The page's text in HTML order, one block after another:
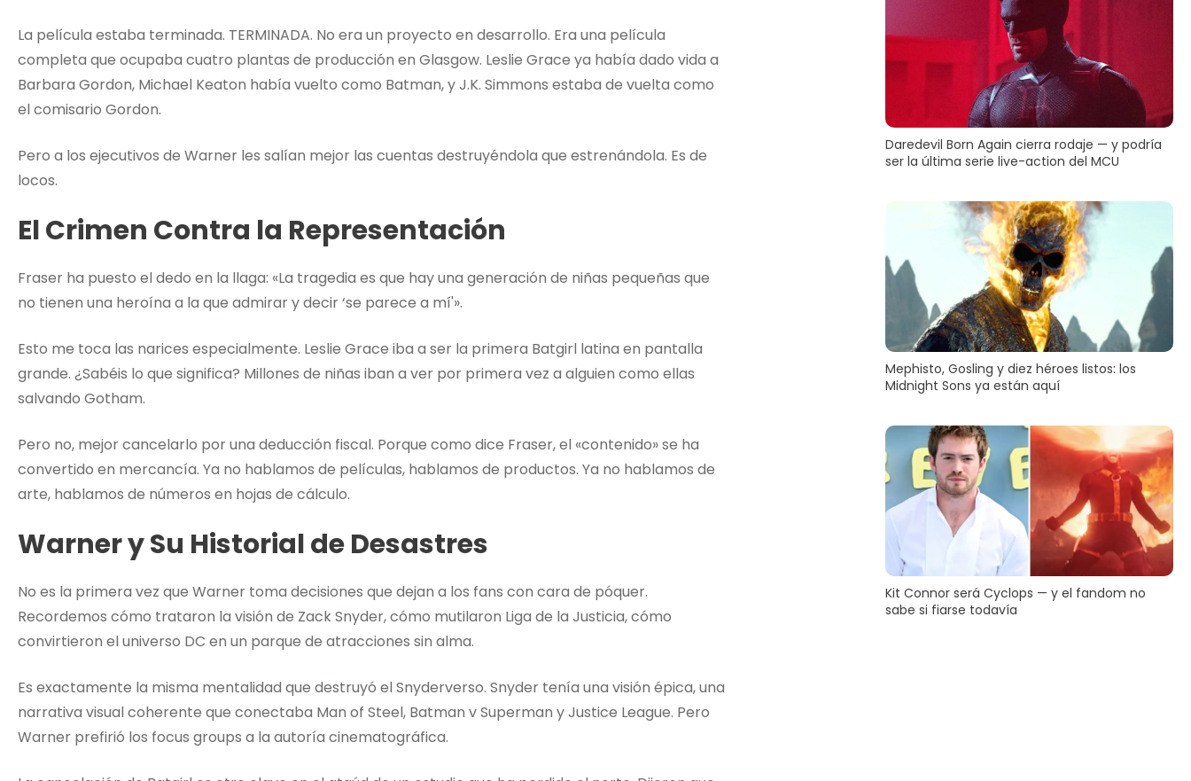
La película estaba terminada. TERMINADA. No era un proyecto en desarrollo. Era una película
completa que ocupaba cuatro plantas de producción en Glasgow. Leslie Grace ya había dado vida a
Barbara Gordon, Michael Keaton había vuelto como Batman, y J.K. Simmons estaba de vuelta como
el comisario Gordon.
Pero a los ejecutivos de Warner les salían mejor las cuentas destruyéndola que estrenándola. Es de
locos.
El Crimen Contra la Representación
Fraser ha puesto el dedo en la llaga: «La tragedia es que hay una generación de niñas pequeñas que
no tienen una heroína a la que admirar y decir ‘se parece a mí'».
Esto me toca las narices especialmente. Leslie Grace iba a ser la primera Batgirl latina en pantalla
grande. ¿Sabéis lo que significa? Millones de niñas iban a ver por primera vez a alguien como ellas
salvando Gotham.
Pero no, mejor cancelarlo por una deducción fiscal. Porque como dice Fraser, el «contenido» se ha
convertido en mercancía. Ya no hablamos de películas, hablamos de productos. Ya no hablamos de
arte, hablamos de números en hojas de cálculo.
Warner y Su Historial de Desastres
No es la primera vez que Warner toma decisiones que dejan a los fans con cara de póquer.
Recordemos cómo trataron la visión de Zack Snyder, cómo mutilaron Liga de la Justicia, cómo
convirtieron el universo DC en un parque de atracciones sin alma.
Es exactamente la misma mentalidad que destruyó el Snyderverso. Snyder tenía una visión épica, una
narrativa visual coherente que conectaba Man of Steel, Batman v Superman y Justice League. Pero
Warner prefirió los focus groups a la autoría cinematográfica.
Daredevil Born Again cierra rodaje — y podría
ser la última serie live-action del MCU
Mephisto, Gosling y diez héroes listos: los
Midnight Sons ya están aquí
Kit Connor será Cyclops — y el fandom no
sabe si fiarse todavía